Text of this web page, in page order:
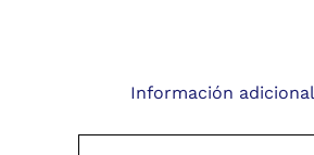
Información adicional